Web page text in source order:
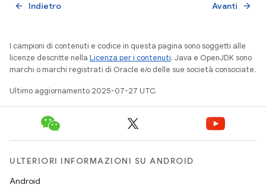
Indietro
arrow_back Avanti arrow_forward
I campioni di contenuti e codice in questa pagina sono soggetti alle
licenze descritte nella Licenza per i contenuti. Java e OpenJDK sono
marchi o marchi registrati di Oracle e/o delle sue società consociate.
Ultimo aggiornamento 2025-07-27 UTC.
ULTERIORI INFORMAZIONI SU ANDROID
Android